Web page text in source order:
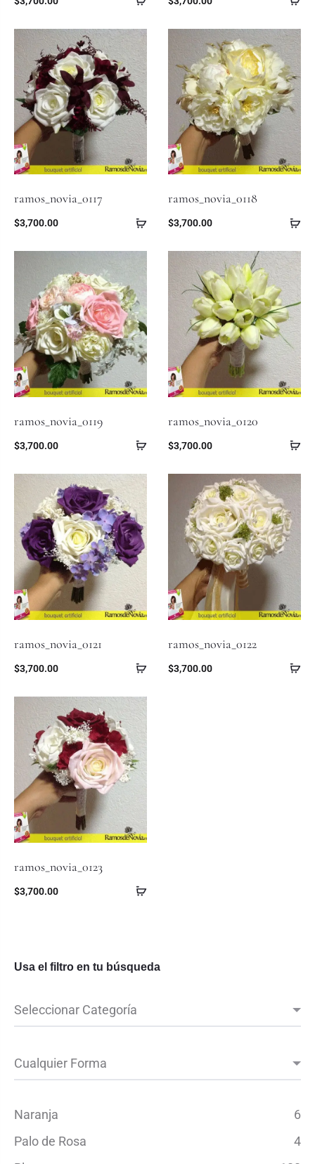
ramos_novia_0117
$3,700.00
ramos_novia_0118
$3,700.00
ramos_novia_0119
$3,700.00
ramos_novia_0120
$3,700.00
ramos_novia_0121
$3,700.00
ramos_novia_0122
$3,700.00
ramos_novia_0123
$3,700.00
Usa el filtro en tu búsqueda
Naranja
6
Palo de Rosa
4